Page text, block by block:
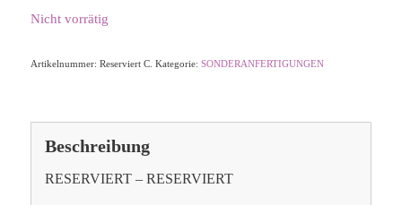
Nicht vorrätig
Artikelnummer: Reserviert C. Kategorie: SONDERANFERTIGUNGEN
Beschreibung
RESERVIERT – RESERVIERT